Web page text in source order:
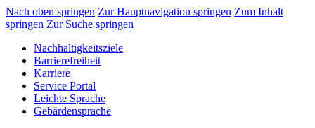
Nach oben springen Zur Hauptnavigation springen Zum Inhalt
springen Zur Suche springen
Nachhaltigkeitsziele
Barrierefreiheit
Karriere
Service Portal
Leichte Sprache
Gebärdensprache